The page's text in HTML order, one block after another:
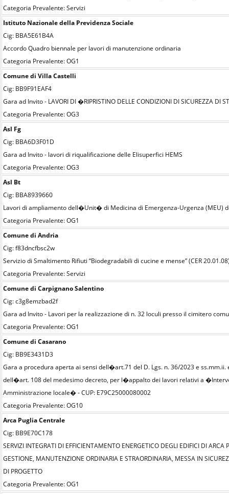
Categoria Prevalente: Servizi
Istituto Nazionale della Previdenza Sociale
Cig: BBA5E61B4A
Accordo Quadro biennale per lavori di manutenzione ordinaria
Categoria Prevalente: OG1
Comune di Villa Castelli
Cig: BB9F91EAF4
Gara ad Invito - LAVORI DI �RIPRISTINO DELLE CONDIZIONI DI SICUREZZA DI
Categoria Prevalente: OG3
Asl Fg
Cig: BBA6D3F01D
Gara ad Invito - lavori di riqualificazione delle Elisuperfici HEMS
Categoria Prevalente: OG3
Asl Bt
Cig: BBA8939660
Lavori di ampliamento dell�Unit� di Medicina di Emergenza-Urgenza (MEU)
Categoria Prevalente: OG1
Comune di Andria
Cig: f83dncfbsc2w
Servizio di Smaltimento Rifiuti “Biodegradabili di cucine e mense” (CER
Categoria Prevalente: Servizi
Comune di Carpignano Salentino
Cig: c3g8emzbad2f
Gara ad Invito - Lavori per la realizzazione di n. 32 loculi presso il cimitero
Categoria Prevalente: OG1
Comune di Casarano
Cig: BB9E3431D3
Gara a procedura aperta ai sensi dell�art.71 del D. Lgs. n. 36/2023 e
dell�art. 108 del medesimo decreto, per l�appalto dei lavori relativi a
Amministrazione locale� - CUP: E79C25000080002
Categoria Prevalente: OG10
Arca Puglia Centrale
Cig: BB9E70C178
SERVIZI INTEGRATI DI EFFICIENTAMENTO ENERGETICO DEGLI EDIFICI DI
GESTIONE, MANUTENZIONE ORDINARIA E STRAORDINARIA, MESSA IN
DI PROGETTO
Categoria Prevalente: OG1